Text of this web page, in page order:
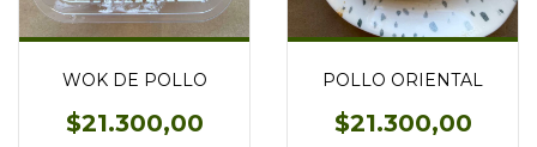
WOK DE POLLO
$21.300,00
POLLO ORIENTAL
$21.300,00